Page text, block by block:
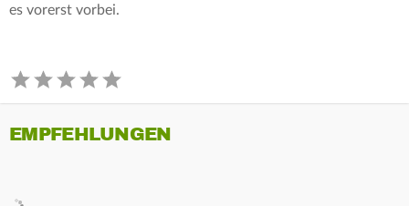
es vorerst vorbei.
EMPFEHLUNGEN